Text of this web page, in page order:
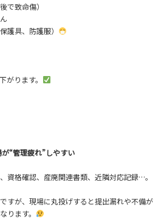
で致命傷）
護具、防護服）
がります。
“管理疲れ”しやすい
資格確認、産廃関連書類、近隣対応記録…。
すが、現場に丸投げすると提出漏れや不備が
ります。